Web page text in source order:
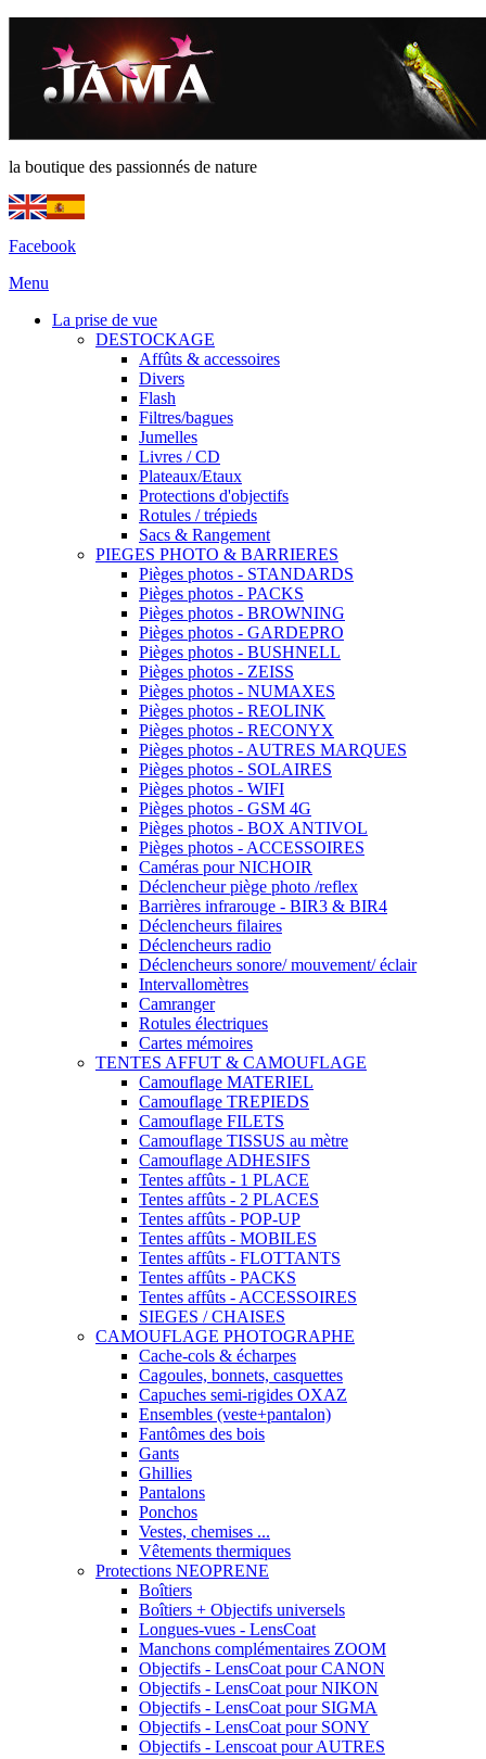
la boutique des passionnés de nature
Facebook
Menu
La prise de vue
DESTOCKAGE
Affûts & accessoires
Divers
Flash
Filtres/bagues
Jumelles
Livres / CD
Plateaux/Etaux
Protections d'objectifs
Rotules / trépieds
Sacs & Rangement
PIEGES PHOTO & BARRIERES
Pièges photos - STANDARDS
Pièges photos - PACKS
Pièges photos - BROWNING
Pièges photos - GARDEPRO
Pièges photos - BUSHNELL
Pièges photos - ZEISS
Pièges photos - NUMAXES
Pièges photos - REOLINK
Pièges photos - RECONYX
Pièges photos - AUTRES MARQUES
Pièges photos - SOLAIRES
Pièges photos - WIFI
Pièges photos - GSM 4G
Pièges photos - BOX ANTIVOL
Pièges photos - ACCESSOIRES
Caméras pour NICHOIR
Déclencheur piège photo /reflex
Barrières infrarouge - BIR3 & BIR4
Déclencheurs filaires
Déclencheurs radio
Déclencheurs sonore/ mouvement/ éclair
Intervallomètres
Camranger
Rotules électriques
Cartes mémoires
TENTES AFFUT & CAMOUFLAGE
Camouflage MATERIEL
Camouflage TREPIEDS
Camouflage FILETS
Camouflage TISSUS au mètre
Camouflage ADHESIFS
Tentes affûts - 1 PLACE
Tentes affûts - 2 PLACES
Tentes affûts - POP-UP
Tentes affûts - MOBILES
Tentes affûts - FLOTTANTS
Tentes affûts - PACKS
Tentes affûts - ACCESSOIRES
SIEGES / CHAISES
CAMOUFLAGE PHOTOGRAPHE
Cache-cols & écharpes
Cagoules, bonnets, casquettes
Capuches semi-rigides OXAZ
Ensembles (veste+pantalon)
Fantômes des bois
Gants
Ghillies
Pantalons
Ponchos
Vestes, chemises ...
Vêtements thermiques
Protections NEOPRENE
Boîtiers
Boîtiers + Objectifs universels
Longues-vues - LensCoat
Manchons complémentaires ZOOM
Objectifs - LensCoat pour CANON
Objectifs - LensCoat pour NIKON
Objectifs - LensCoat pour SIGMA
Objectifs - LensCoat pour SONY
Objectifs - Lenscoat pour AUTRES